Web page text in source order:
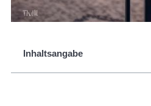
Inhaltsangabe